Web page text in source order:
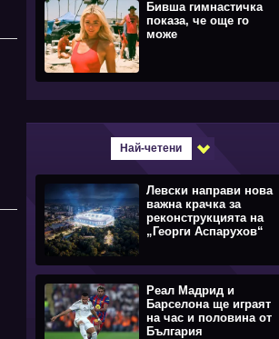
Бивша гимнастичка
показа, че още го
може
Най-четени
Левски направи нова
важна крачка за
реконструкцията на
„Георги Аспарухов“
Реал Мадрид и
Барселона ще играят
на час и половина от
България